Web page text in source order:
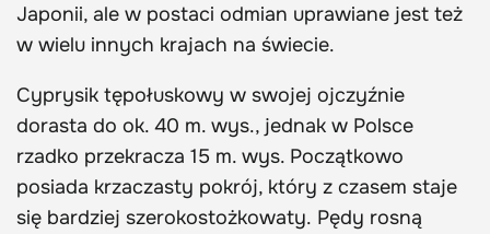
Japonii, ale w postaci odmian uprawiane jest też
w wielu innych krajach na świecie.
Cyprysik tępołuskowy w swojej ojczyźnie
dorasta do ok. 40 m. wys., jednak w Polsce
rzadko przekracza 15 m. wys. Początkowo
posiada krzaczasty pokrój, który z czasem staje
się bardziej szerokostożkowaty. Pędy rosną